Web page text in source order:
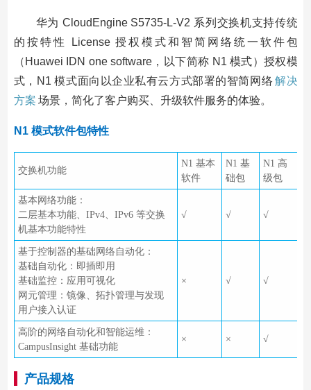
华为 CloudEngine S5735-L-V2 系列交换机支持传统
的按特性 License 授权模式和智简网络统一软件包
（Huawei IDN one software，以下简称 N1 模式）授权模
式，N1 模式面向以企业私有云方式部署的智简网络 解决
方案 场景，简化了客户购买、升级软件服务的体验。
N1 模式软件包特性
交换机功能
N1 基本
软件
N1 基
础包
N1 高
级包
基本网络功能：
二层基本功能、IPv4、IPv6 等交换
机基本功能特性
√ √ √
基于控制器的基础网络自动化：
基础自动化：即插即用
基础监控：应用可视化
网元管理：镜像、拓扑管理与发现
用户接入认证
× √ √
高阶的网络自动化和智能运维：
CampusInsight 基础功能
× × √
产品规格